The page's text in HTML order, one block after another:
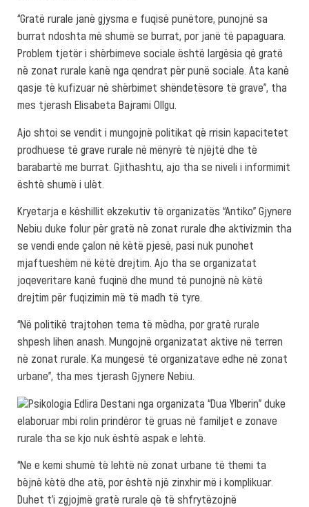
“Gratë rurale janë gjysma e fuqisë punëtore, punojnë sa
burrat ndoshta më shumë se burrat, por janë të papaguara.
Problem tjetër i shërbimeve sociale është largësia që gratë
në zonat rurale kanë nga qendrat për punë sociale. Ata kanë
qasje të kufizuar në shërbimet shëndetësore të grave”, tha
mes tjerash Elisabeta Bajrami Ollgu.
Ajo shtoi se vendit i mungojnë politikat që rrisin kapacitetet
prodhuese të grave rurale në mënyrë të njëjtë dhe të
barabartë me burrat. Gjithashtu, ajo tha se niveli i informimit
është shumë i ulët.
Kryetarja e këshillit ekzekutiv të organizatës “Antiko” Gjynere
Nebiu duke folur për gratë në zonat rurale dhe aktivizmin tha
se vendi ende çalon në këtë pjesë, pasi nuk punohet
mjaftueshëm në këtë drejtim. Ajo tha se organizatat
joqeveritare kanë fuqinë dhe mund të punojnë në këtë
drejtim për fuqizimin më të madh të tyre.
“Në politikë trajtohen tema të mëdha, por gratë rurale
shpesh lihen anash. Mungojnë organizatat aktive në terren
në zonat rurale. Ka mungesë të organizatave edhe në zonat
urbane”, tha mes tjerash Gjynere Nebiu.
Psikologia Edlira Destani nga organizata “Dua Ylberin” duke
elaboruar mbi rolin prindëror të gruas në familjet e zonave
rurale tha se kjo nuk është aspak e lehtë.
“Ne e kemi shumë të lehtë në zonat urbane të themi ta
bëjnë këtë dhe atë, por është një zinxhir më i komplikuar.
Duhet t’i zgjojmë gratë rurale që të shfrytëzojnë